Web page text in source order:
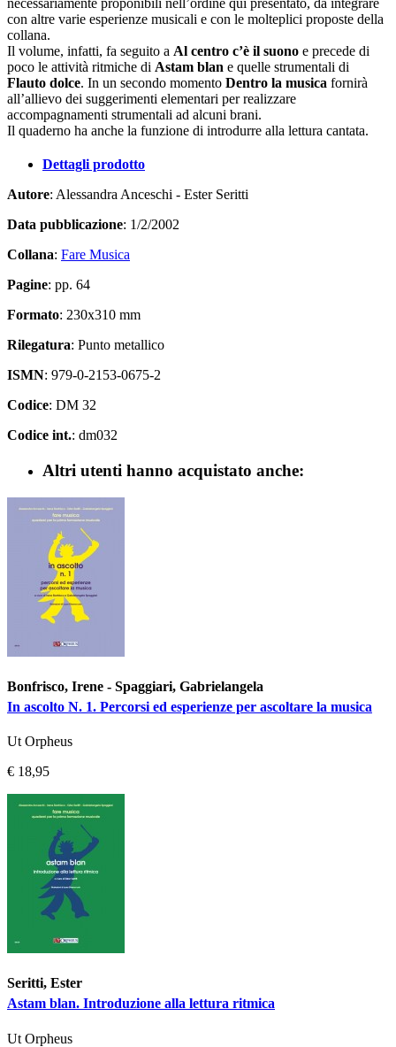
necessariamente proponibili nell’ordine qui presentato, da integrare
con altre varie esperienze musicali e con le molteplici proposte della
collana.
Il volume, infatti, fa seguito a Al centro c’è il suono e precede di
poco le attività ritmiche di Astam blan e quelle strumentali di
Flauto dolce. In un secondo momento Dentro la musica fornirà
all’allievo dei suggerimenti elementari per realizzare
accompagnamenti strumentali ad alcuni brani.
Il quaderno ha anche la funzione di introdurre alla lettura cantata.
Dettagli prodotto
Autore: Alessandra Anceschi - Ester Seritti
Data pubblicazione: 1/2/2002
Collana: Fare Musica
Pagine: pp. 64
Formato: 230x310 mm
Rilegatura: Punto metallico
ISMN: 979-0-2153-0675-2
Codice: DM 32
Codice int.: dm032
Altri utenti hanno acquistato anche:
Bonfrisco, Irene - Spaggiari, Gabrielangela
In ascolto N. 1. Percorsi ed esperienze per ascoltare la musica
Ut Orpheus
€ 18,95
Seritti, Ester
Astam blan. Introduzione alla lettura ritmica
Ut Orpheus